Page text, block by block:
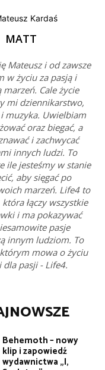
MATT
Mateusz i od zawsze
w życiu za pasją i
marzeń. Cale życie
mi dziennikarstwo,
muzyka. Uwielbiam
oraz biegać, a
i zachwycać
innych ludzi. To
ile jesteśmy w stanie
aby sięgać po
marzeń. Life4 to
łączy wszystkie
i ma pokazywać
pasje
innym ludziom. To
mowa o życiu
dla pasji - Life4.
Behemoth – nowy
klip i zapowiedź
wydawnictwa „I,